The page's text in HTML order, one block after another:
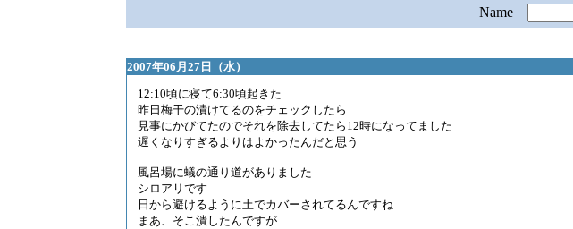
Name
2007年06月27日（水）
12:10頃に寝て6:30頃起きた
昨日梅干の漬けてるのをチェックしたら
見事にかびてたのでそれを除去してたら12時になってました
遅くなりすぎるよりはよかったんだと思う
風呂場に蟻の通り道がありました
シロアリです
日から避けるように土でカバーされてるんですね
まあ、そこ潰したんですが